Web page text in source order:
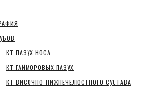
КТ ПАЗУХ НОСА
КТ ГАЙМОРОВЫХ ПАЗУХ
КТ ВИСОЧНО-НИЖНЕЧЕЛЮСТНОГО СУСТАВА